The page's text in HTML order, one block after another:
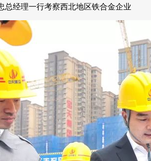
总经理一行考察西北地区铁合金企业